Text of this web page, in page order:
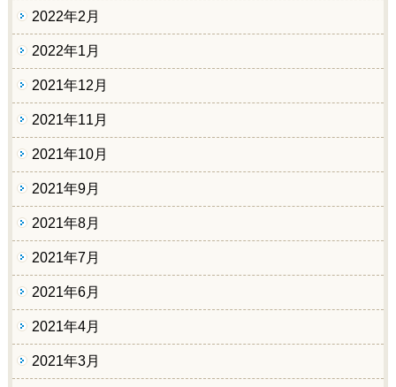
2022年2月
2022年1月
2021年12月
2021年11月
2021年10月
2021年9月
2021年8月
2021年7月
2021年6月
2021年4月
2021年3月